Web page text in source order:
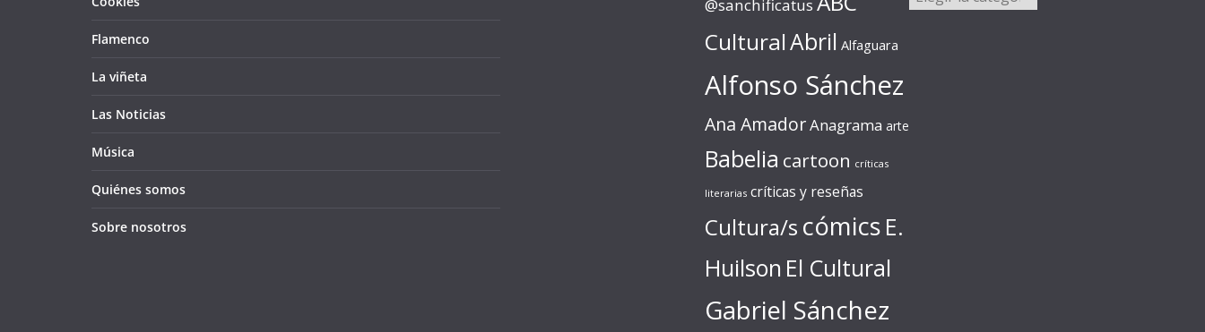
Flamenco
La viñeta
Las Noticias
Música
Quiénes somos
Sobre nosotros
@sanchificatus
CulturalAbril Alfaguara
Alfonso Sánchez
Ana AmadorAnagrama arte
Babelia cartoon críticas
literarias críticas y reseñas
Cultura/s cómics E.
Huilson El Cultural
Gabriel Sánchez